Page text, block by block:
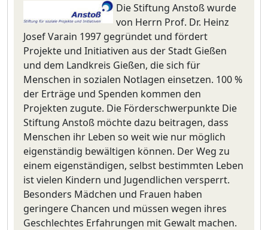
Die Stiftung Anstoß wurde
von Herrn Prof. Dr. Heinz
Josef Varain 1997 gegründet und fördert
Projekte und Initiativen aus der Stadt Gießen
und dem Landkreis Gießen, die sich für
Menschen in sozialen Notlagen einsetzen. 100 %
der Erträge und Spenden kommen den
Projekten zugute. Die Förderschwerpunkte Die
Stiftung Anstoß möchte dazu beitragen, dass
Menschen ihr Leben so weit wie nur möglich
eigenständig bewältigen können. Der Weg zu
einem eigenständigen, selbst bestimmten Leben
ist vielen Kindern und Jugendlichen versperrt.
Besonders Mädchen und Frauen haben
geringere Chancen und müssen wegen ihres
Geschlechtes Erfahrungen mit Gewalt machen.